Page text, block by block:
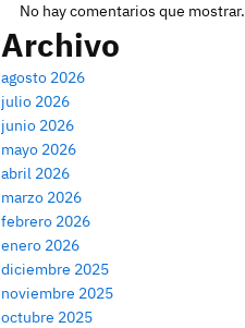
No hay comentarios que mostrar.
Archivo
agosto 2026
julio 2026
junio 2026
mayo 2026
abril 2026
marzo 2026
febrero 2026
enero 2026
diciembre 2025
noviembre 2025
octubre 2025